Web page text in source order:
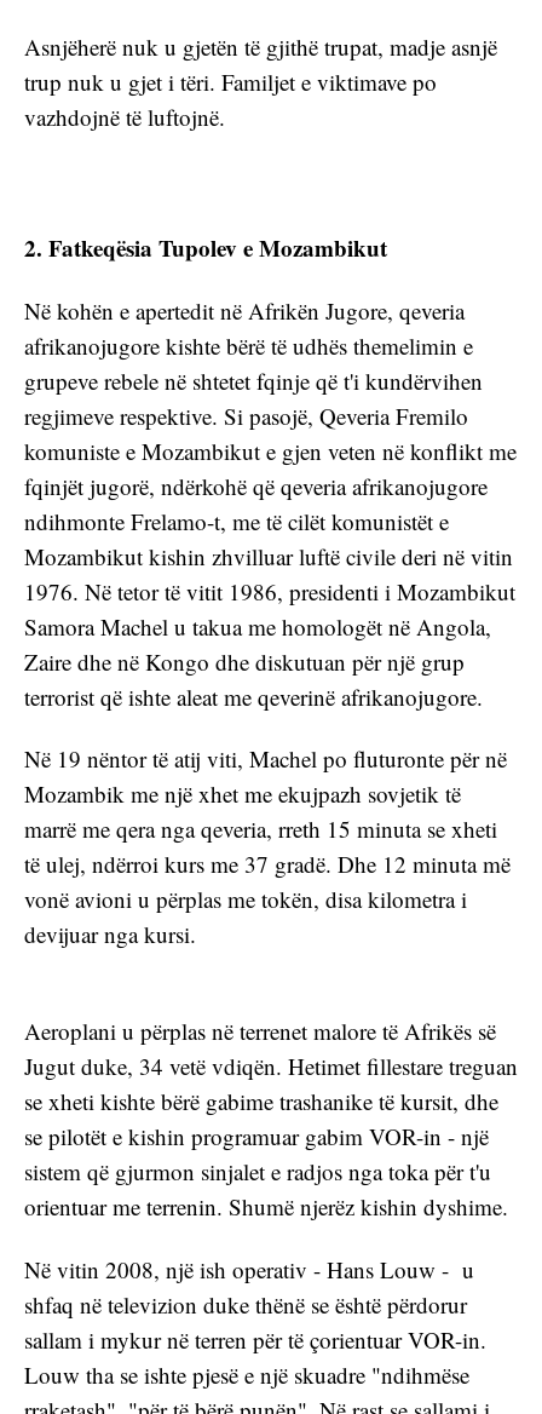
Asnjëherë nuk u gjetën të gjithë trupat, madje asnjë
trup nuk u gjet i tëri. Familjet e viktimave po
vazhdojnë të luftojnë.
2. Fatkeqësia Tupolev e Mozambikut
Në kohën e apertedit në Afrikën Jugore, qeveria
afrikanojugore kishte bërë të udhës themelimin e
grupeve rebele në shtetet fqinje që t'i kundërvihen
regjimeve respektive. Si pasojë, Qeveria Fremilo
komuniste e Mozambikut e gjen veten në konflikt me
fqinjët jugorë, ndërkohë që qeveria afrikanojugore
ndihmonte Frelamo-t, me të cilët komunistët e
Mozambikut kishin zhvilluar luftë civile deri në vitin
1976. Në tetor të vitit 1986, presidenti i Mozambikut
Samora Machel u takua me homologët në Angola,
Zaire dhe në Kongo dhe diskutuan për një grup
terrorist që ishte aleat me qeverinë afrikanojugore.
Në 19 nëntor të atij viti, Machel po fluturonte për në
Mozambik me një xhet me ekujpazh sovjetik të
marrë me qera nga qeveria, rreth 15 minuta se xheti
të ulej, ndërroi kurs me 37 gradë. Dhe 12 minuta më
vonë avioni u përplas me tokën, disa kilometra i
devijuar nga kursi.
Aeroplani u përplas në terrenet malore të Afrikës së
Jugut duke, 34 vetë vdiqën. Hetimet fillestare treguan
se xheti kishte bërë gabime trashanike të kursit, dhe
se pilotët e kishin programuar gabim VOR-in - një
sistem që gjurmon sinjalet e radjos nga toka për t'u
orientuar me terrenin. Shumë njerëz kishin dyshime.
Në vitin 2008, një ish operativ - Hans Louw -  u
shfaq në televizion duke thënë se është përdorur
sallam i mykur në terren për të çorientuar VOR-in.
Louw tha se ishte pjesë e një skuadre "ndihmëse